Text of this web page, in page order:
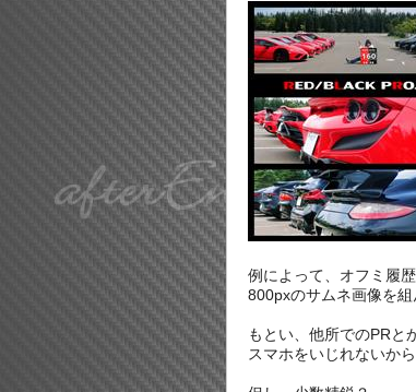
例によって、オフミ履
800pxのサムネ画像を組
もとい、他所でのPRと
スマホをいじれないか